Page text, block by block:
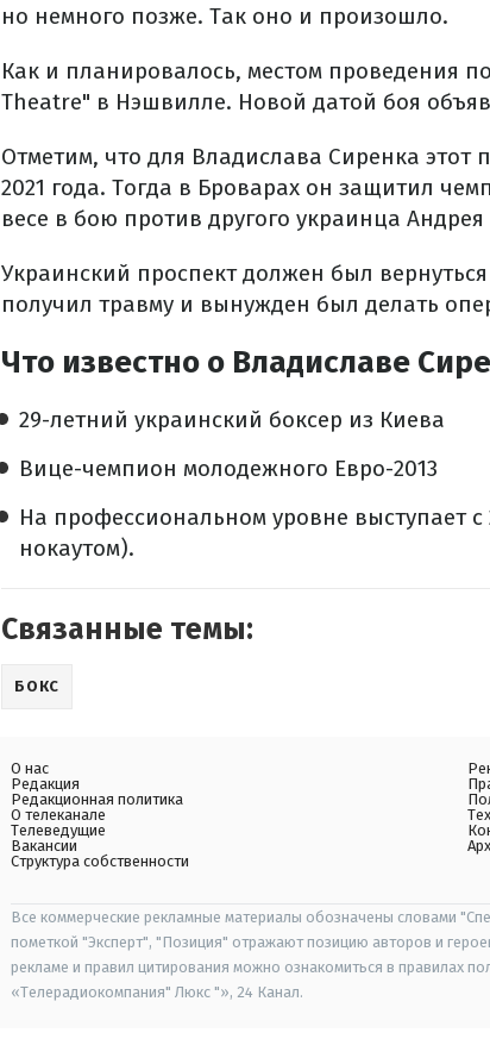
но немного позже. Так оно и произошло.
Как и планировалось, местом проведения
Theatre" в Нэшвилле. Новой датой боя
Отметим, что для Владислава Сиренка этот
2021 года. Тогда в Броварах он защитил
весе в бою против другого украинца Андрея
Украинский проспект должен был
получил травму и вынужден был делать
Что известно о Владиславе
29-летний украинский боксер из Киева
Вице-чемпион молодежного Евро-2013
На профессиональном уровне выступает с
нокаутом).
Связанные темы:
БОКС
О нас
Редакция
Редакционная политика
О телеканале
Телеведущие
Вакансии
Структура собственности
Все коммерческие рекламные материалы обозначены словами
пометкой "Эксперт", "Позиция" отражают позицию авторов и
рекламе и правил цитирования можно ознакомиться в правилах
«Телерадиокомпания" Люкс "», 24 Канал.